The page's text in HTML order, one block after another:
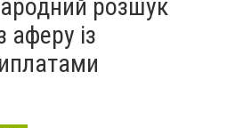
розшук
аферу із